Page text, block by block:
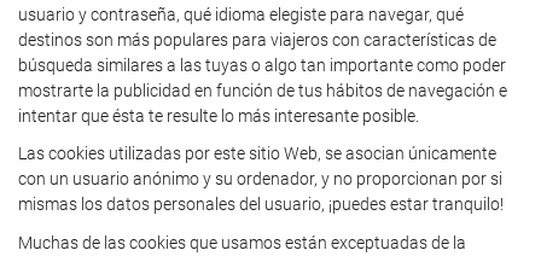
usuario y contraseña, qué idioma elegiste para navegar, qué
destinos son más populares para viajeros con características de
búsqueda similares a las tuyas o algo tan importante como poder
mostrarte la publicidad en función de tus hábitos de navegación e
intentar que ésta te resulte lo más interesante posible.
Las cookies utilizadas por este sitio Web, se asocian únicamente
con un usuario anónimo y su ordenador, y no proporcionan por si
mismas los datos personales del usuario, ¡puedes estar tranquilo!
Muchas de las cookies que usamos están exceptuadas de la